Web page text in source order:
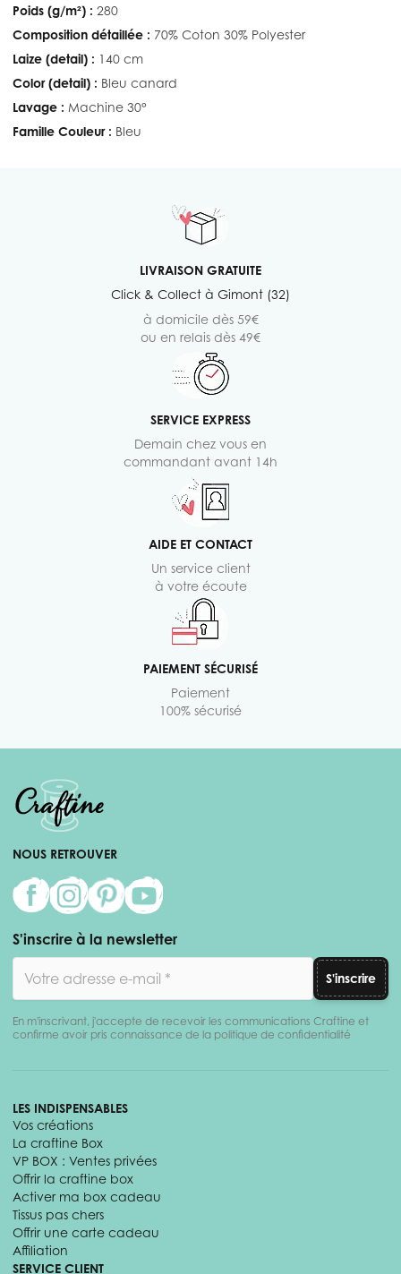
Poids (g/m²) : 280
Composition détaillée : 70% Coton 30% Polyester
Laize (detail) : 140 cm
Color (detail) : Bleu canard
Lavage : Machine 30°
Famille Couleur : Bleu
LIVRAISON GRATUITE
Click & Collect à Gimont (32)
à domicile dès 59€
ou en relais dès 49€
SERVICE EXPRESS
Demain chez vous en
commandant avant 14h
AIDE ET CONTACT
Un service client
à votre écoute
PAIEMENT SÉCURISÉ
Paiement
100% sécurisé
NOUS RETROUVER
S'inscrire à la newsletter
S'inscrire
En m'inscrivant, j'accepte de recevoir les communications Craftine et
confirme avoir pris connaissance de la politique de confidentialité
LES INDISPENSABLES
Vos créations
La craftine Box
VP BOX : Ventes privées
Offrir la craftine box
Activer ma box cadeau
Tissus pas chers
Offrir une carte cadeau
Affiliation
SERVICE CLIENT